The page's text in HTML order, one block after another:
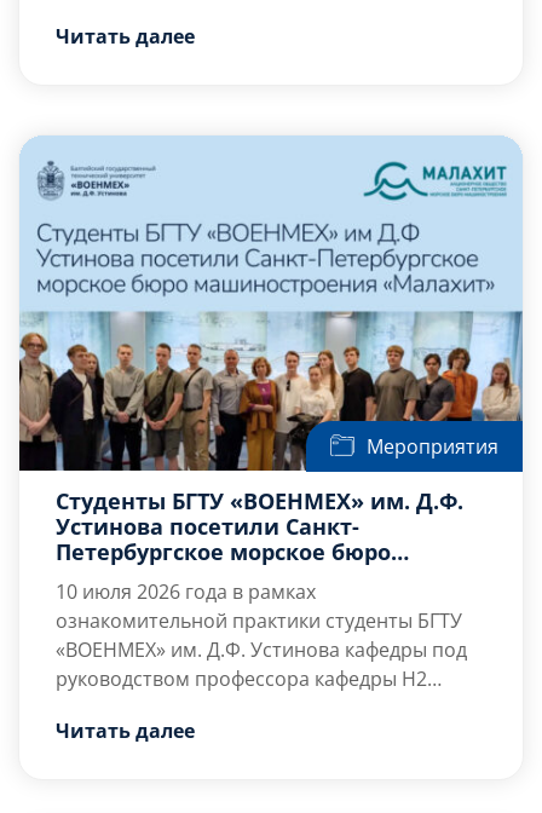
преподаватель кафедры Н2
интеллектуальную образовательную
платформу для подготовки к ОГЭ […]
Читать далее
Мероприятия
Студенты БГТУ «ВОЕНМЕХ» им. Д.Ф.
Устинова посетили Санкт-
Петербургское морское бюро
машиностроения «Малахит»
10 июля 2026 года в рамках
ознакомительной практики студенты БГТУ
«ВОЕНМЕХ» им. Д.Ф. Устинова кафедры под
руководством профессора кафедры Н2
интеллектуальные системы» М.С. Смирновой
предприятия, […]
Читать далее